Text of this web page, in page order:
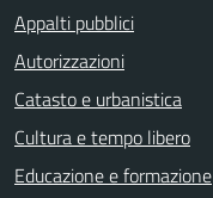
Appalti pubblici
Autorizzazioni
Catasto e urbanistica
Cultura e tempo libero
Educazione e formazione